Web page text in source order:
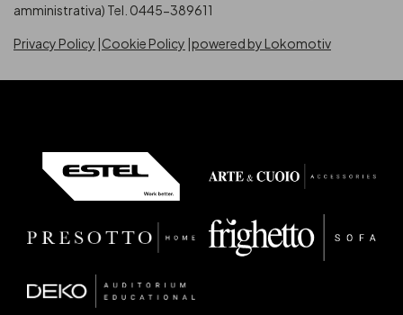
amministrativa) Tel. 0445-389611
Privacy Policy Cookie Policy powered by Lokomotiv